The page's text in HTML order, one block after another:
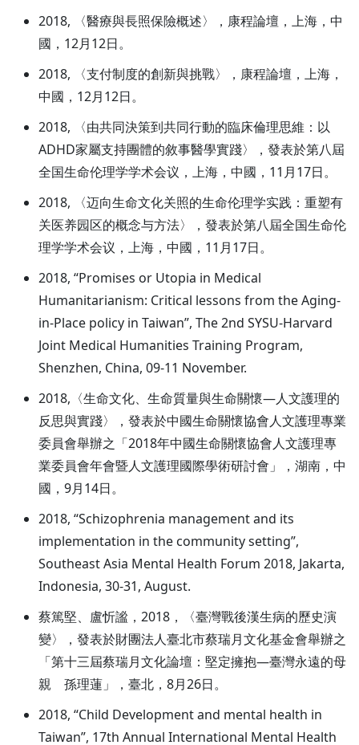
2018, 〈醫療與長照保險概述〉，康程論壇，上海，中
國，12月12日。
2018, 〈支付制度的創新與挑戰〉，康程論壇，上海，
中國，12月12日。
2018, 〈由共同決策到共同行動的臨床倫理思維：以
ADHD家屬支持團體的敘事醫學實踐〉，發表於第八屆
全国生命伦理学学术会议，上海，中國，11月17日。
2018, 〈迈向生命文化关照的生命伦理学实践：重塑有
关医养园区的概念与方法〉，發表於第八屆全国生命伦
理学学术会议，上海，中國，11月17日。
2018, “Promises or Utopia in Medical
Humanitarianism: Critical lessons from the Aging-
in-Place policy in Taiwan”, The 2nd SYSU-Harvard
Joint Medical Humanities Training Program,
Shenzhen, China, 09-11 November.
2018,〈生命文化、生命質量與生命關懷—人文護理的
反思與實踐〉，發表於中國生命關懷協會人文護理專業
委員會舉辦之「2018年中國生命關懷協會人文護理專
業委員會年會暨人文護理國際學術研討會」，湖南，中
國，9月14日。
2018, “Schizophrenia management and its
implementation in the community setting”,
Southeast Asia Mental Health Forum 2018, Jakarta,
Indonesia, 30-31, August.
蔡篤堅、盧忻謐，2018，〈臺灣戰後漢生病的歷史演
變〉，發表於財團法人臺北市蔡瑞月文化基金會舉辦之
「第十三屆蔡瑞月文化論壇：堅定擁抱—臺灣永遠的母
親 孫理蓮」，臺北，8月26日。
2018, “Child Development and mental health in
Taiwan”, 17th Annual International Mental Health